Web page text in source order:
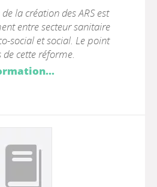
la création des ARS est
entre secteur sanitaire
social et social. Le point
de cette réforme.